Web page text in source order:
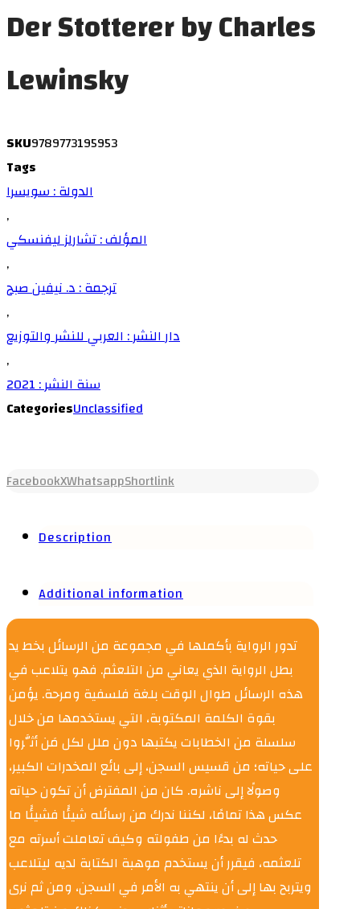
Der Stotterer by Charles
Lewinsky
SKU9789773195953
Tags
الدولة : سويسرا
,
المؤلف : تشارلز ليفنسكي
,
ترجمة : د. نيفين صبح
,
دار النشر : العربي للنشر والتوزيع
,
سنة النشر : 2021
CategoriesUnclassified
FacebookXWhatsappShortlink
Description
Additional information
تدور الرواية بأكملها في مجموعة من الرسائل بخط يد
بطل الرواية الذي يعاني من التلعثم. فهو يتلاعب في
هذه الرسائل طوال الوقت بلغة فلسفية ومرحة. يؤمن
بقوة الكلمة المكتوبة، التي يستخدمها من خلال
سلسلة من الخطابات يكتبها دون ملل لكل مَن أثَّروا
على حياته؛ من قسيس السجن، إلى بائع المخدرات الكبير،
وصولًا إلى ناشره. كان من المفترض أن تكون حياته
عكس هذا تمامًا، لكننا ندرك من رسائله شيئًا فشيئًا ما
حدث له بدءًا من طفولته وكيف تعاملت أسرته مع
تلعثمه، فيقرر أن يستخدم موهبة الكتابة لديه ليتلاعب
ويتربح بها إلى أن ينتهي به الأمر في السجن، ومن ثم نرى